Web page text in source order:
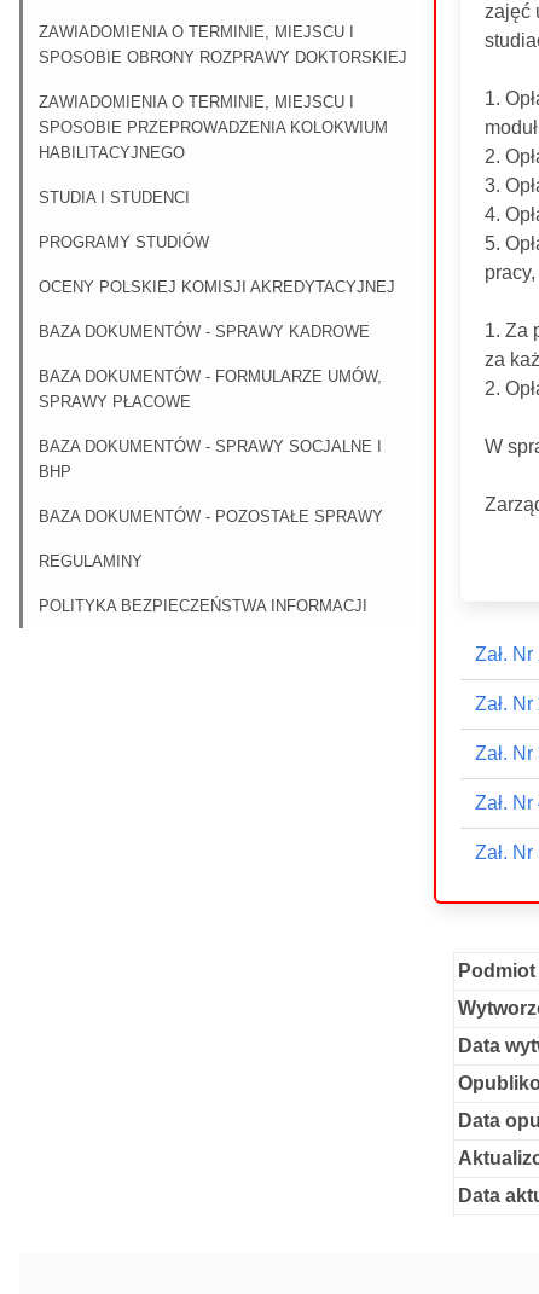
ZAWIADOMIENIA O TERMINIE, MIEJSCU I
SPOSOBIE OBRONY ROZPRAWY DOKTORSKIEJ
ZAWIADOMIENIA O TERMINIE, MIEJSCU I
SPOSOBIE PRZEPROWADZENIA KOLOKWIUM
HABILITACYJNEGO
STUDIA I STUDENCI
PROGRAMY STUDIÓW
OCENY POLSKIEJ KOMISJI AKREDYTACYJNEJ
BAZA DOKUMENTÓW - SPRAWY KADROWE
BAZA DOKUMENTÓW - FORMULARZE UMÓW,
SPRAWY PŁACOWE
BAZA DOKUMENTÓW - SPRAWY SOCJALNE I
BHP
BAZA DOKUMENTÓW - POZOSTAŁE SPRAWY
REGULAMINY
POLITYKA BEZPIECZEŃSTWA INFORMACJI
zajęć
1.
2.
3.
4.
5.
1. Za
za
2.
W
Zał.
Zał.
Zał.
Zał.
Zał.
Data
Data
Data